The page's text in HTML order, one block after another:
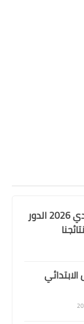
رابط نتائج السادس الاعدادي 2026 الدور